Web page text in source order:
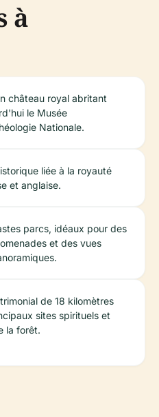
à
château royal abritant
le Musée
Nationale.
liée à la royauté
et anglaise.
parcs, idéaux pour des
et des vues
de 18 kilomètres
sites spirituels et
la forêt.